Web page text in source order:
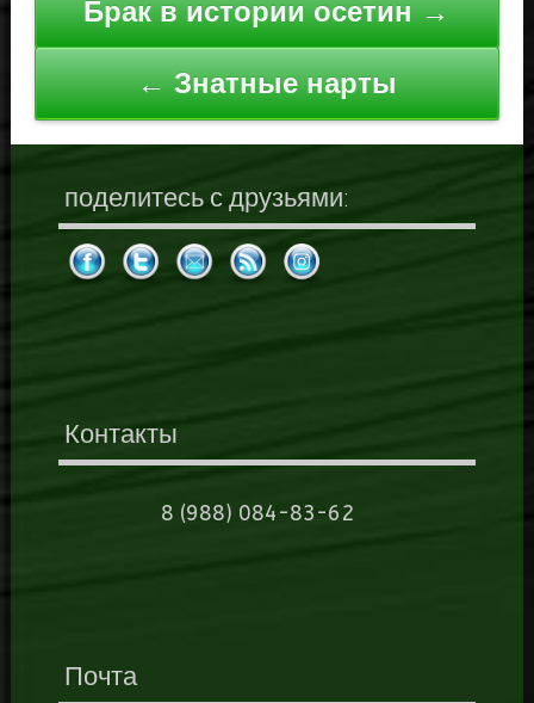
по
записям
Брак в истории осетин →
← Знатные нарты
поделитесь с друзьями:
Контакты
8 (988) 084-83-62
Почта